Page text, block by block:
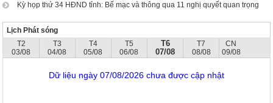
Kỳ họp thứ 34 HĐND tỉnh: Bế mạc và thông qua 11 nghị quyết quan trọng
Lịch Phát sóng
T2
03/08
T3
04/08
T4
05/08
T5
06/08
T6
07/08
T7
08/08
CN
09/08
Dữ liệu ngày 07/08/2026 chưa được cập nhật